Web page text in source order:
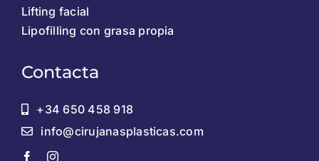
Lifting facial
Lipofilling con grasa propia
Contacta
+34 650 458 918
info@cirujanasplasticas.com